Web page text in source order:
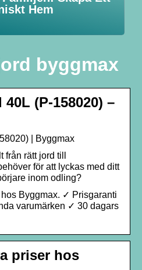
Hem
byggmax
(P-158020) –
| Byggmax
rätt jord till
för att lyckas med ditt
inom odling?
Byggmax. ✓ Prisgaranti
varumärken ✓ 30 dagars
priser hos